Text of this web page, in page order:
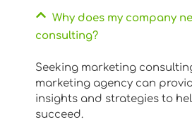
Why does my company
consulting?
Seeking marketing
marketing agency can
insights and strategies to
succeed.